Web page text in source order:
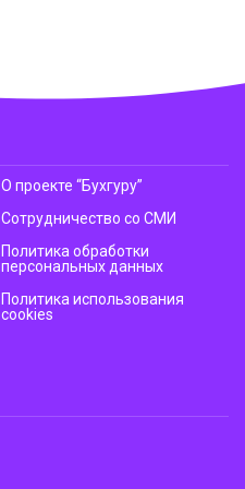
О проекте “Бухгуру”
Сотрудничество со СМИ
Политика обработки
персональных данных
Политика использования
cookies